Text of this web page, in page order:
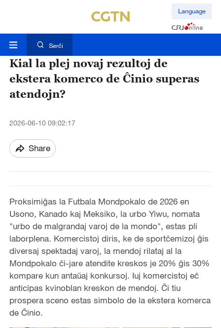
Language
Serĉi
Kial la plej novaj rezultoj de
ekstera komerco de Ĉinio superas
atendojn?
2026-06-10 09:02:17
Share
Proksimiĝas la Futbala Mondpokalo de 2026 en
Usono, Kanado kaj Meksiko, la urbo Yiwu, nomata
"urbo de malgrandaj varoj de la mondo", estas pli
laborplena. Komercistoj diris, ke de sportĉemizoj ĝis
diversaj spektadaj varoj, la mendoj rilataj al la
Mondpokalo ĉi-jare atendite kreskos je 20% ĝis 30%
kompare kun antaŭaj konkursoj. Iuj komercistoj eĉ
anticipas kvinoblan kreskon de mendoj. Ĉi tiu
prospera sceno estas simbolo de la ekstera komerca
de Ĉinio.